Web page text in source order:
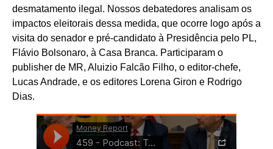
desmatamento ilegal. Nossos debatedores analisam os
impactos eleitorais dessa medida, que ocorre logo após a
visita do senador e pré-candidato à Presidência pelo PL,
Flávio Bolsonaro, à Casa Branca. Participaram o
publisher de MR, Aluizio Falcão Filho, o editor-chefe,
Lucas Andrade, e os editores Lorena Giron e Rodrigo
Dias.